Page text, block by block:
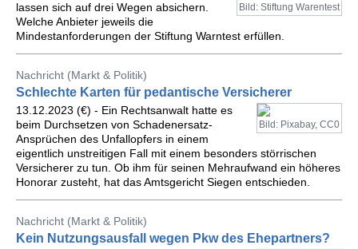
Bild: Stiftung Warentest
lassen sich auf drei Wegen absichern.
Welche Anbieter jeweils die
Mindestanforderungen der Stiftung Warntest erfüllen.
Nachricht (Markt & Politik)
Schlechte Karten für pedantische Versicherer
Bild: Pixabay, CC0
13.12.2023 (€) - Ein Rechtsanwalt hatte es
beim Durchsetzen von Schadenersatz-
Ansprüchen des Unfallopfers in einem
eigentlich unstreitigen Fall mit einem besonders störrischen
Versicherer zu tun. Ob ihm für seinen Mehraufwand ein höheres
Honorar zusteht, hat das Amtsgericht Siegen entschieden.
Nachricht (Markt & Politik)
Kein Nutzungsausfall wegen Pkw des Ehepartners?